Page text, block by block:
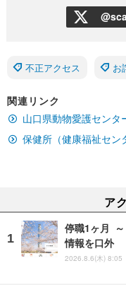
不正アクセス お
関連リンク
山口県動物愛護センタ
保健所（健康福祉セン
ア
停職1ヶ月
情報を口外
2026.8.6(木) 8:05